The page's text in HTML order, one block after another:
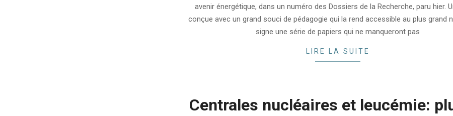
avenir énergétique, dans un numéro des Dossiers de la Recherche, paru hier.
conçue avec un grand souci de pédagogie qui la rend accessible au plus grand
signe une série de papiers qui ne manqueront pas
LIRE LA SUITE
Centrales nucléaires et leucémie: